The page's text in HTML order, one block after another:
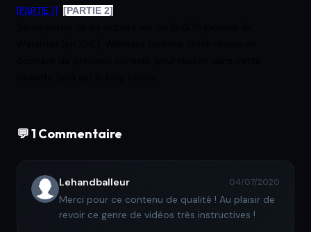
[PARTIE 1] [PARTIE 2]
💬 1 Commentaire
Lehandballeur 04/07/2020
Merci pour ce contenu de qualité ! Au plaisir de
revoir ce genre de vidéos très instructives !